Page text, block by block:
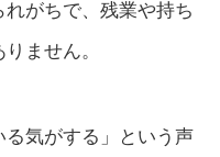
がちで、残業や持ち
ません。
る気がする」という声